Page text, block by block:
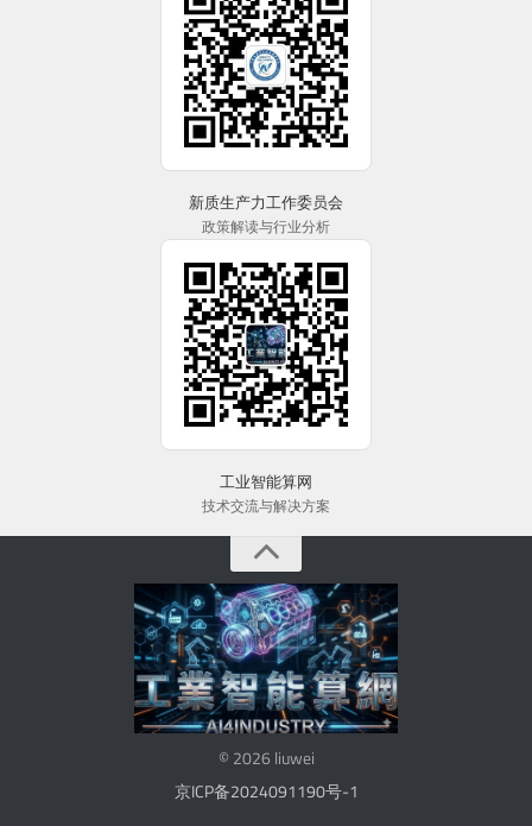
新质生产力工作委员会
政策解读与行业分析
工业智能算网
技术交流与解决方案
© 2026 liuwei
京ICP备2024091190号-1